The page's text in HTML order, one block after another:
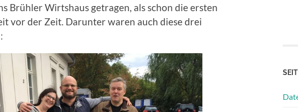
Brühler Wirtshaus getragen, als schon die ersten
vor der Zeit. Darunter waren auch diese drei